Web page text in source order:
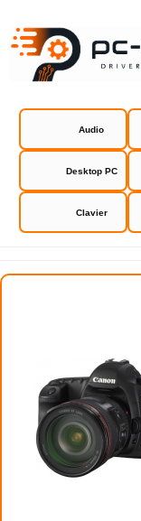
Audio
Desktop PC
Clavier